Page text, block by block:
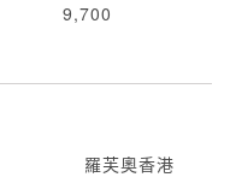
9,700
羅芙奧香港